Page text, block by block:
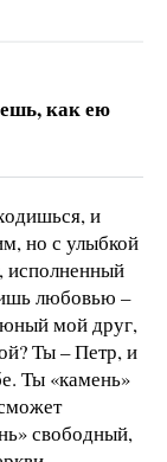
как ею
и
но с улыбкой
исполненный
любовью –
мой друг,
Ты – Петр, и
Ты «камень»
свободный,